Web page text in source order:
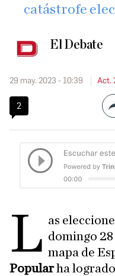
catástrofe
El Debate
29 may. 2023 - 10:39 Act.
2
L as
domingo
mapa de
Popularha